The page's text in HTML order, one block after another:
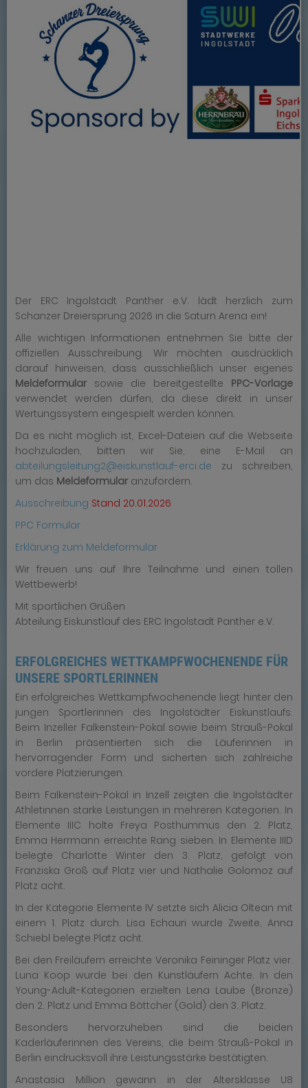
Der ERC Ingolstadt Panther e.V. lädt herzlich zum
Schanzer Dreiersprung 2026 in die Saturn Arena ein!
Alle wichtigen Informationen entnehmen Sie bitte der
offiziellen Ausschreibung. Wir möchten ausdrücklich
darauf hinweisen, dass ausschließlich unser eigenes
Meldeformularsowie die bereitgestellte PPC-Vorlage
verwendet werden dürfen, da diese direkt in unser
Wertungssystem eingespielt werden können.
Da es nicht möglich ist, Excel-Dateien auf die Webseite
hochzuladen, bitten wir Sie, eine E-Mail an
abteilungsleitung2@eiskunstlauf-erci.de zu schreiben,
um das Meldeformularanzufordern.
Ausschreibung Stand 20.01.2026
PPC Formular
Erklärung zum Meldeformular
Wir freuen uns auf Ihre Teilnahme und einen tollen
Wettbewerb!
Mit sportlichen Grüßen
Abteilung Eiskunstlauf des ERC Ingolstadt Panther e.V.
ERFOLGREICHES WETTKAMPFWOCHENENDE FÜR
UNSERE SPORTLERINNEN
Ein erfolgreiches Wettkampfwochenende liegt hinter den
jungen Sportlerinnen des Ingolstädter Eiskunstlaufs.
Beim Inzeller Falkenstein-Pokal sowie beim Strauß-Pokal
in Berlin präsentierten sich die Läuferinnen in
hervorragender Form und sicherten sich zahlreiche
vordere Platzierungen.
Beim Falkenstein-Pokal in Inzell zeigten die Ingolstädter
Athletinnen starke Leistungen in mehreren Kategorien. In
Elemente IIIC holte Freya Posthummus den 2. Platz,
Emma Herrmann erreichte Rang sieben. In Elemente IIID
belegte Charlotte Winter den 3. Platz, gefolgt von
Franziska Groß auf Platz vier und Nathalie Golomoz auf
Platz acht.
In der Kategorie Elemente IV setzte sich Alicia Oltean mit
einem 1. Platz durch. Lisa Echauri wurde Zweite, Anna
Schiebl belegte Platz acht.
Bei den Freiläufern erreichte Veronika Feininger Platz vier.
Luna Koop wurde bei den Kunstläufern Achte. In den
Young-Adult-Kategorien erzielten Lena Laube (Bronze)
den 2. Platz und Emma Böttcher (Gold) den 3. Platz.
Besonders hervorzuheben sind die beiden
Kaderläuferinnen des Vereins, die beim Strauß-Pokal in
Berlin eindrucksvoll ihre Leistungsstärke bestätigten.
Anastasia Million gewann in der Altersklasse U8